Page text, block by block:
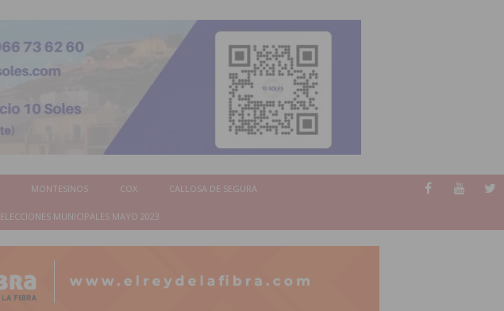
MONTESINOS COX CALLOSA DE SEGURA
ELECCIONES MUNICIPALES MAYO 2023